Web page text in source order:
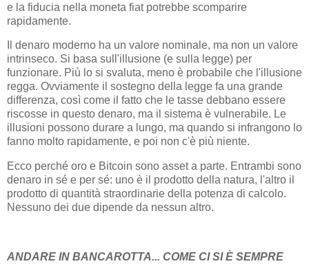
e la fiducia nella moneta fiat potrebbe scomparire
rapidamente.
Il denaro moderno ha un valore nominale, ma non un valore
intrinseco. Si basa sull'illusione (e sulla legge) per
funzionare. Più lo si svaluta, meno è probabile che l'illusione
regga. Ovviamente il sostegno della legge fa una grande
differenza, così come il fatto che le tasse debbano essere
riscosse in questo denaro, ma il sistema è vulnerabile. Le
illusioni possono durare a lungo, ma quando si infrangono lo
fanno molto rapidamente, e poi non c'è più niente.
Ecco perché oro e Bitcoin sono asset a parte. Entrambi sono
denaro in sé e per sé: uno è il prodotto della natura, l'altro il
prodotto di quantità straordinarie della potenza di calcolo.
Nessuno dei due dipende da nessun altro.
ANDARE IN BANCAROTTA... COME CI SI È SEMPRE